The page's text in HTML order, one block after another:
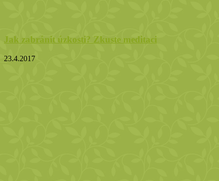
Jak zabránit úzkosti? Zkuste meditaci
23.4.2017